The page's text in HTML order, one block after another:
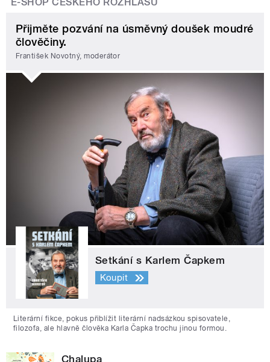
Přijměte pozvání na úsměvný doušek moudré
člověčiny.
František Novotný, moderátor
Setkání s Karlem Čapkem
Koupit
Literární fikce, pokus přiblížit literární nadsázkou spisovatele,
filozofa, ale hlavně člověka Karla Čapka trochu jinou formou.
Chalupa